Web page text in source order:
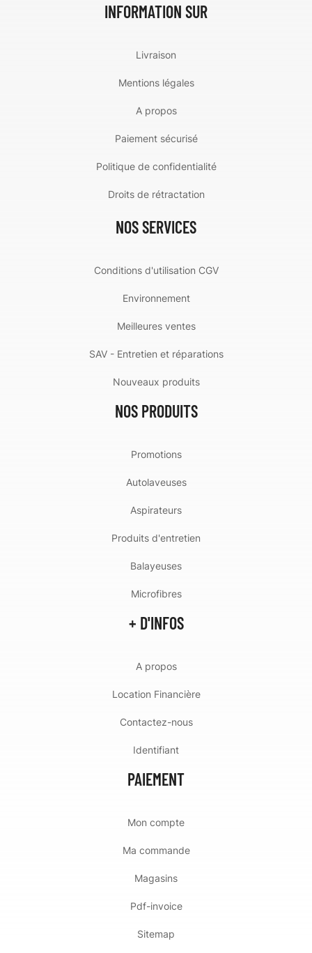
INFORMATION SUR
Livraison
Mentions légales
A propos
Paiement sécurisé
Politique de confidentialité
Droits de rétractation
NOS SERVICES
Conditions d'utilisation CGV
Environnement
Meilleures ventes
SAV - Entretien et réparations
Nouveaux produits
NOS PRODUITS
Promotions
Autolaveuses
Aspirateurs
Produits d'entretien
Balayeuses
Microfibres
+ D'INFOS
A propos
Location Financière
Contactez-nous
Identifiant
PAIEMENT
Mon compte
Ma commande
Magasins
Pdf-invoice
Sitemap